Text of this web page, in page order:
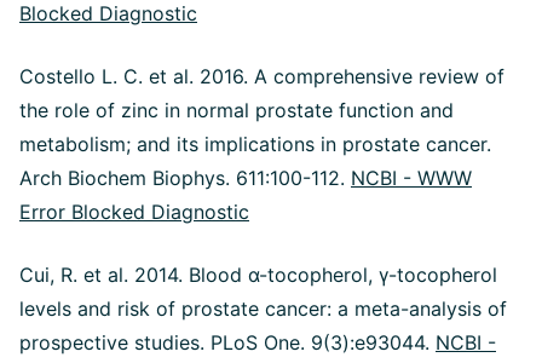
Blocked Diagnostic
Costello L. C. et al. 2016. A comprehensive review of
the role of zinc in normal prostate function and
metabolism; and its implications in prostate cancer.
Arch Biochem Biophys. 611:100-112. NCBI - WWW
Error Blocked Diagnostic
Cui, R. et al. 2014. Blood α-tocopherol, γ-tocopherol
levels and risk of prostate cancer: a meta-analysis of
prospective studies. PLoS One. 9(3):e93044. NCBI -